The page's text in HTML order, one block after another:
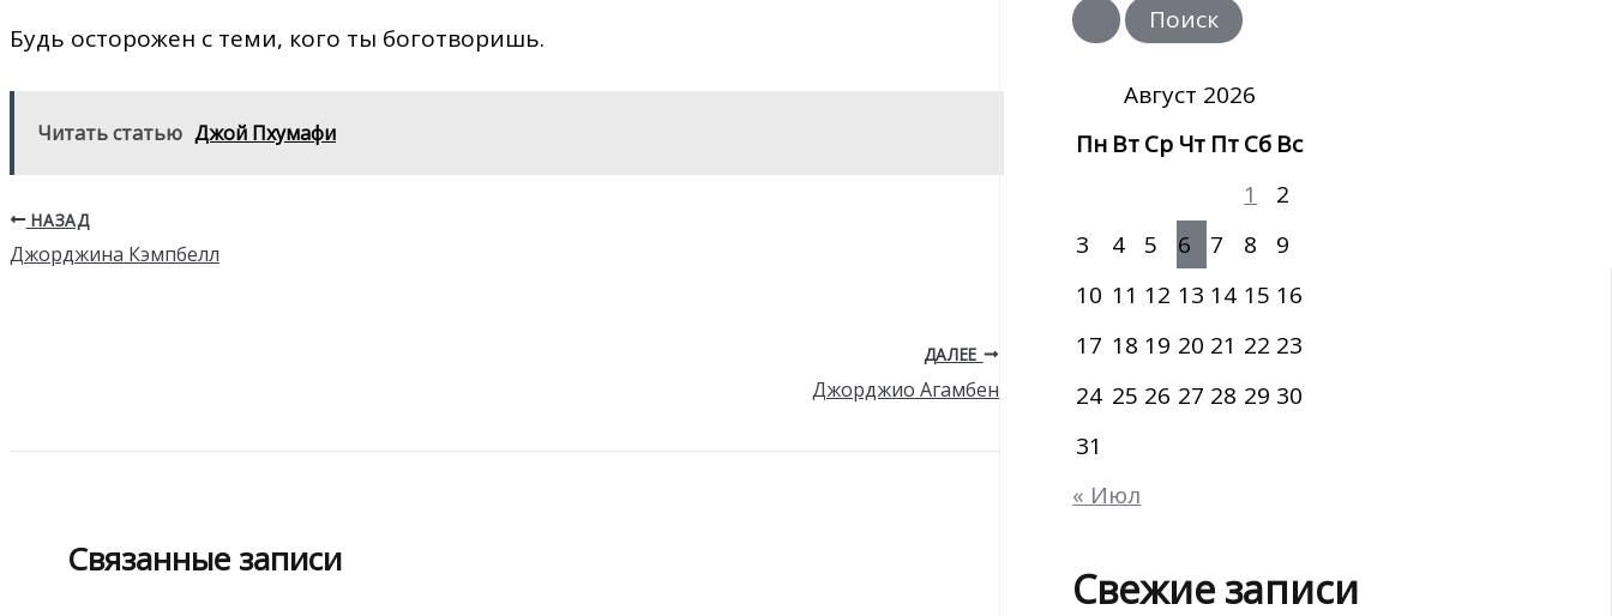
Будь осторожен с теми, кого ты боготворишь.
Читать статью Джой Пхумафи
НАЗАД
Джорджина Кэмпбелл
ДАЛЕЕ
Джорджио Агамбен
Связанные записи
и
с
Август 2026
Пн ВтСр Чт ПтСб Вс
1
2
3
4 5 6 7 8
9
10 11 12 13 14 15 16
17 18 19 20 21 22 23
24 25 26 27 28 29 30
31
« Июл
Свежие записи